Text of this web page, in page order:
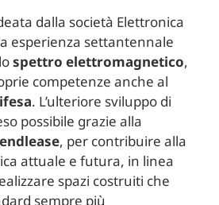
dalla società Elettronica
esperienza settantennale
spettro elettromagnetico,
competenze anche al
. L’ulteriore sviluppo di
possibile grazie alla
, per contribuire alla
attuale e futura, in linea
spazi costruiti che
sempre più